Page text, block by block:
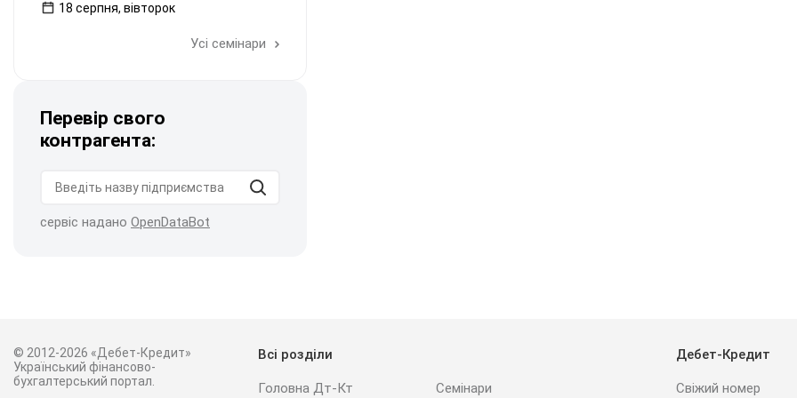
18 серпня, вівторок
Усі семінари
Перевір свого
контрагента:
сервіс надано OpenDataBot
© 2012-2026 «Дебет-Кредит»
Український фінансово-
бухгалтерський портал.
Всі розділи
Головна Дт-Кт Семінари
Дебет-Кредит
Свіжий номер